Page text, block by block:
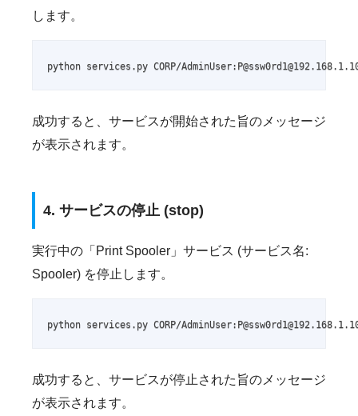
します。
python services.py CORP/
成功すると、サービスが開始された旨のメッセージ
が表示されます。
4. サービスの停止 (stop)
実行中の「Print Spooler」サービス (サービス名:
Spooler) を停止します。
python services.py CORP/
成功すると、サービスが停止された旨のメッセージ
が表示されます。